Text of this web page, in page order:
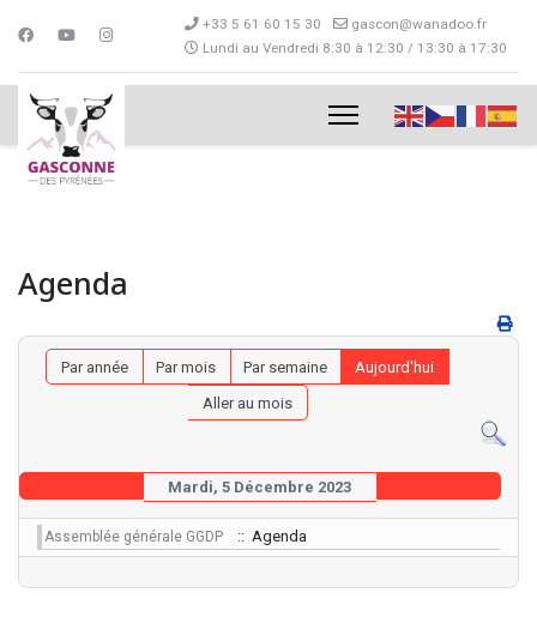
+33 5 61 60 15 30
gascon@wanadoo.fr
Lundi au Vendredi 8:30 à 12:30 / 13:30 à 17:30
Agenda
Par année Par mois Par semaine
Aujourd'hui
Aller au mois
Mardi, 5 Décembre 2023
Assemblée générale GGDP :: Agenda